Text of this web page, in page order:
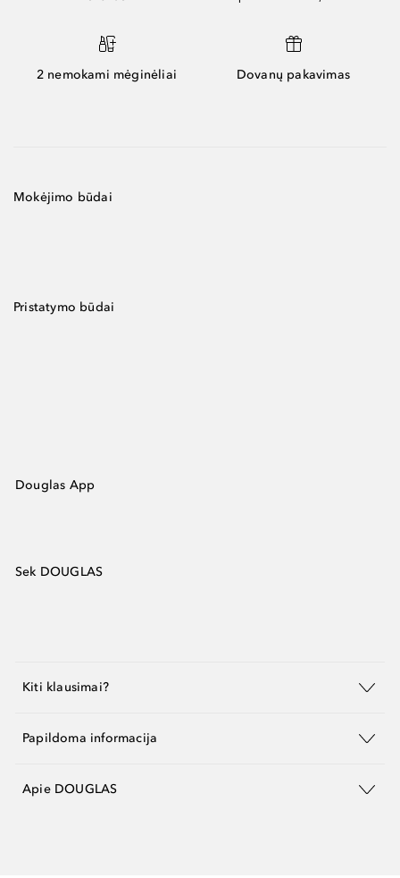
2 nemokami mėginėliai Dovanų pakavimas
Mokėjimo būdai
Pristatymo būdai
Douglas App
Sek DOUGLAS
Kiti klausimai?
Papildoma informacija
Apie DOUGLAS